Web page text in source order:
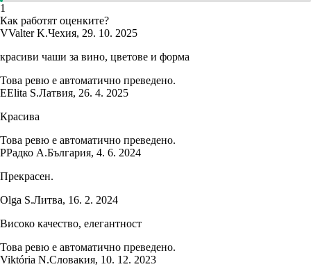
1
Как работят оценките?
VValter K.Чехия, 29. 10. 2025
красиви чаши за вино, цветове и форма
Това ревю е автоматично преведено.
EElita S.Латвия, 26. 4. 2025
Красива
Това ревю е автоматично преведено.
РРадко А.България, 4. 6. 2024
Прекрасен.
Olga S.Литва, 16. 2. 2024
Високо качество, елегантност
Това ревю е автоматично преведено.
Viktória N.Словакия, 10. 12. 2023